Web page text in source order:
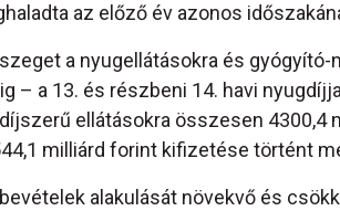
az előző év azonos
a nyugellátásokra és
– a 13. és részbeni 14. havi
ellátásokra összesen 4300,4
milliárd forint kifizetése történt
alakulását növekvő és